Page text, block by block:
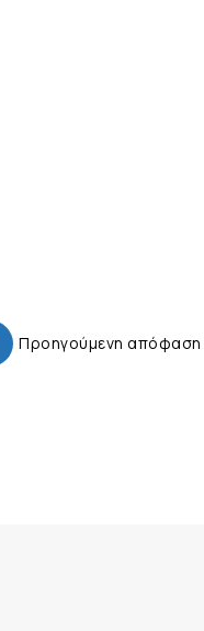
Προηγούμενη απόφαση